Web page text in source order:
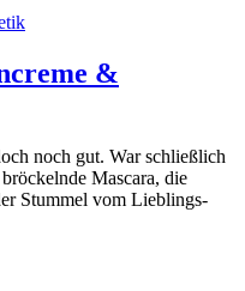
&
noch gut. War schließlich
Mascara, die
Stummel vom Lieblings-